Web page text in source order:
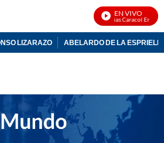
EN VIVO
Noticias Caracol En Vivo
LIZARAZO ABELARDO DE LA